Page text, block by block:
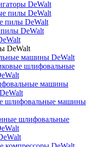
DeWalt
пилы DeWalt
пилы DeWalt
DeWalt
DeWalt
машины DeWalt
шлифовальные
машины
шлифовальные машины
шлифовальные